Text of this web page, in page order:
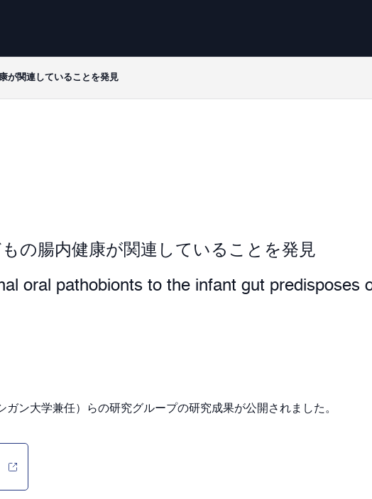
が関連していることを発⾒
の腸内健康が関連していることを発⾒
oral pathobionts to the infant gut predisposes
ン大学兼任）らの研究グループの研究成果が公開されました。